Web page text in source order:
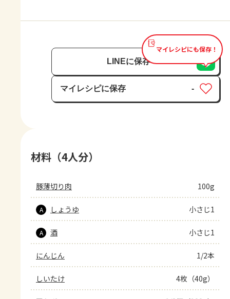
マイレシピにも保存！
LINEに保存
マイレシピに保存
保存済み
-
材料（4人分）
豚薄切り肉 100g
A しょうゆ 小さじ1
A 酒 小さじ1
にんじん 1/2本
しいたけ 4枚（40g）